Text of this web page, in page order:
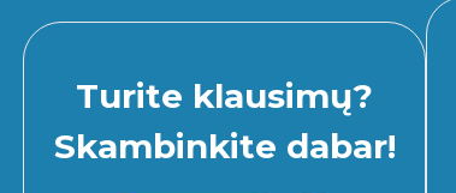
Turite klausimų?
Skambinkite dabar!